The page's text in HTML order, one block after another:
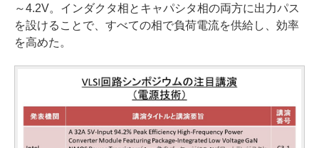
～4.2V。インダクタ相とキャパシタ相の両方に出力パス
を設けることで、すべての相で負荷電流を供給し、効率
を高めた。